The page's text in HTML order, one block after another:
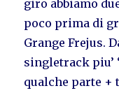
giro abbiamo
poco prima di
Grange Frejus.
singletrack piu’
qualche parte +